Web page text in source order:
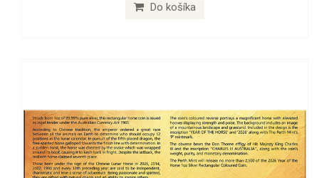
Do košíka